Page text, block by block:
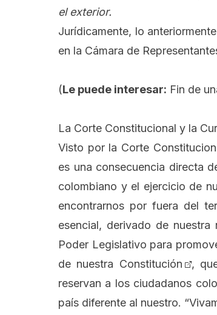
el exterior.
Jurídicamente, lo
en la Cámara de
(Le puede interesar: Fin de
La Corte Constitucional y la
Visto por la Corte
es una consecuencia directa
colombiano y el ejercicio de
encontrarnos por fuera del
esencial, derivado de
Poder Legislativo para
de nuestra Constitución
,
reservan a los ciudadanos
país diferente al nuestro.